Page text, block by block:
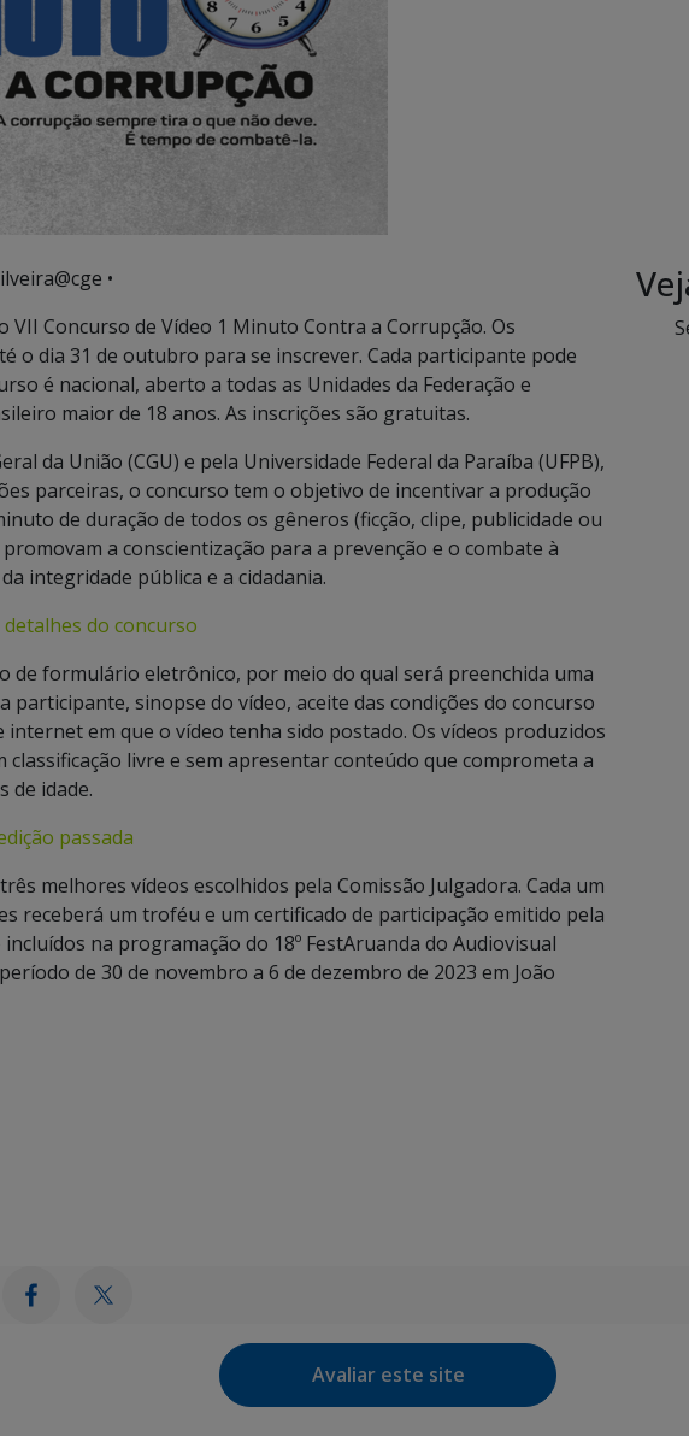
•
VII Concurso de Vídeo 1 Minuto Contra a Corrupção. Os
o dia 31 de outubro para se inscrever. Cada participante pode
é nacional, aberto a todas as Unidades da Federação e
maior de 18 anos. As inscrições são gratuitas.
da União (CGU) e pela Universidade Federal da Paraíba (UFPB),
parceiras, o concurso tem o objetivo de incentivar a produção
de duração de todos os gêneros (ficção, clipe, publicidade ou
a conscientização para a prevenção e o combate à
integridade pública e a cidadania.
do concurso
de formulário eletrônico, por meio do qual será preenchida uma
participante, sinopse do vídeo, aceite das condições do concurso
internet em que o vídeo tenha sido postado. Os vídeos produzidos
livre e sem apresentar conteúdo que comprometa a
de idade.
passada
melhores vídeos escolhidos pela Comissão Julgadora. Cada um
receberá um troféu e um certificado de participação emitido pela
na programação do 18º FestAruanda do Audiovisual
de 30 de novembro a 6 de dezembro de 2023 em João
Avaliar este site